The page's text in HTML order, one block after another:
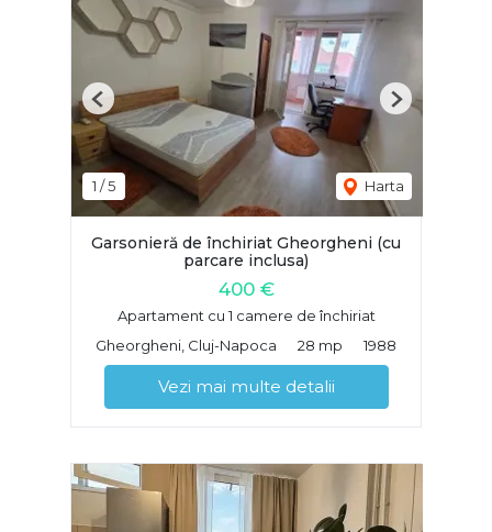
1 /5 Harta
Previous Next
Garsonieră de închiriat Gheorgheni (cu
parcare inclusa)
400 €
Apartament cu 1 camere de închiriat
Gheorgheni, Cluj-Napoca
28 mp 1988
Vezi mai multe detalii